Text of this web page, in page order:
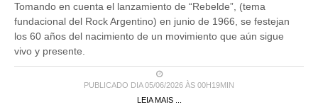
Tomando en cuenta el lanzamiento de “Rebelde”, (tema
fundacional del Rock Argentino) en junio de 1966, se festejan
los 60 años del nacimiento de un movimiento que aún sigue
vivo y presente.
PUBLICADO DIA 05/06/2026 ÀS 00H19MIN
LEIA MAIS ...